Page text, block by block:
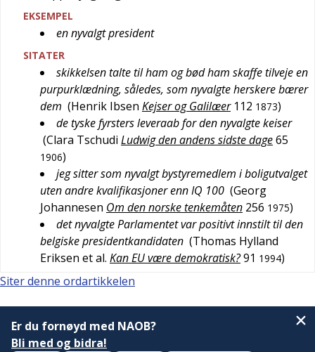
EKSEMPEL
en nyvalgt president
SITATER
skikkelsen talte til ham og bød ham skaffe tilveje en
purpurklædning, således, som nyvalgte herskere bærer
dem (Henrik Ibsen Kejser og Galilæer 112 1873)
de tyske fyrsters leveraab for den nyvalgte keiser
(Clara Tschudi Ludwig den andens sidste dage65
1906)
jeg sitter som nyvalgt bystyremedlem i boligutvalget
uten andre kvalifikasjoner enn IQ 100 (Georg
Johannesen Om den norske tenkemåten 256 1975)
det nyvalgte Parlamentet var positivt innstilt til den
belgiske presidentkandidaten (Thomas Hylland
Eriksen et al. Kan EU være demokratisk?91 1994)
Siter denne ordartikkelen
Er du fornøyd med NAOB?
Bli med og bidra!